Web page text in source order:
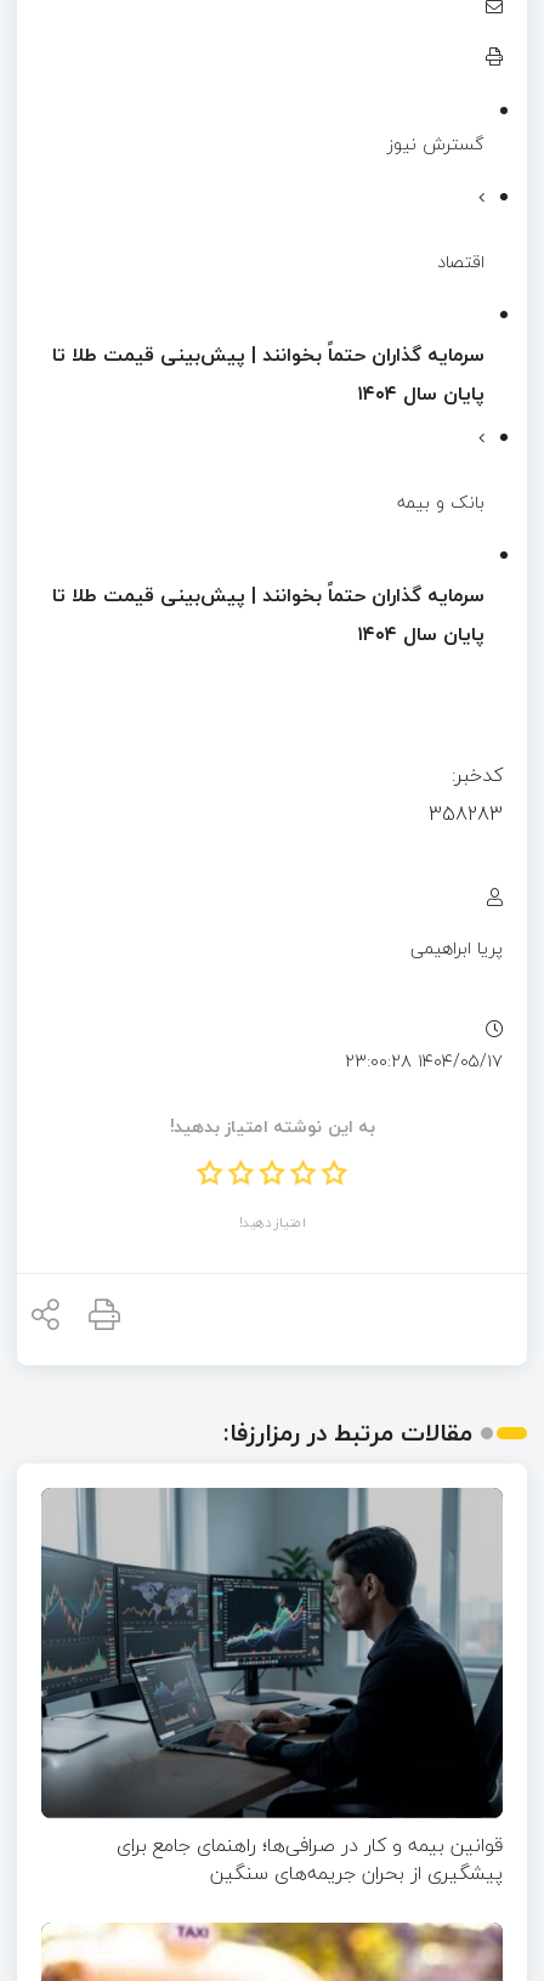
گسترش نیوز
اقتصاد
سرمایه گذاران حتماً بخوانند | پیش‌بینی قیمت طلا تا
پایان سال ۱۴۰۴
بانک و بیمه
سرمایه گذاران حتماً بخوانند | پیش‌بینی قیمت طلا تا
پایان سال ۱۴۰۴
کدخبر:
358283
پریا ابراهیمی
۱۴۰۴/۰۵/۱۷ ۲۳:۰۰:۲۸
به این نوشته امتیاز بدهید!
امتیاز دهید!
مقالات مرتبط در رمزارزفا:
قوانین بیمه و کار در صرافی‌ها؛ راهنمای جامع برای
پیشگیری از بحران جریمه‌های سنگین